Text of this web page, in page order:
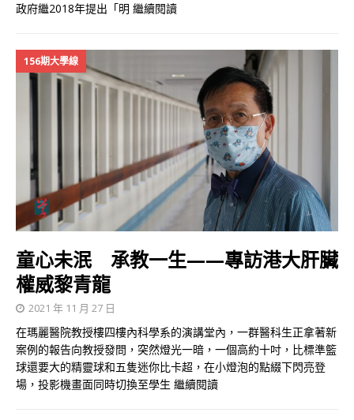
政府繼2018年提出「明 繼續閱讀
156期大學線
童心未泯 承教一生——專訪港大肝臟
權威黎青龍
2021 年 11 月 27 日
在瑪麗醫院教授樓四樓內科學系的演講堂內，一群醫科生正拿著新
案例的報告向教授發問，突然燈光一暗，一個高約十吋，比標準籃
球還要大的精靈球和五隻迷你比卡超，在小燈泡的點綴下閃亮登
場，投影機畫面同時切換至學生 繼續閱讀